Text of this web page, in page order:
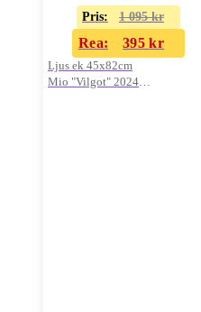
Pris: 1 095kr
Rea: 395kr
Ljus ek 45x82cm
Mio "Vilgot" 2024